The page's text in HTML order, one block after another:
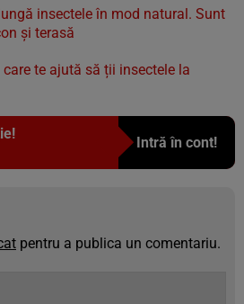
insectele în mod natural. Sunt
și terasă
te ajută să ții insectele la
Intră în cont!
pentru a publica un comentariu.